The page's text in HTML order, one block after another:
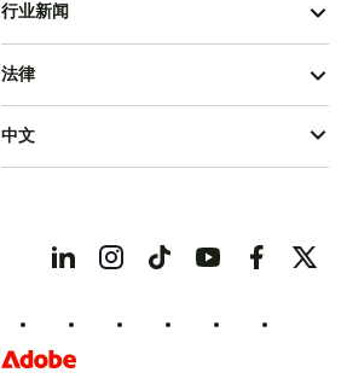
行业新闻
法律
中文